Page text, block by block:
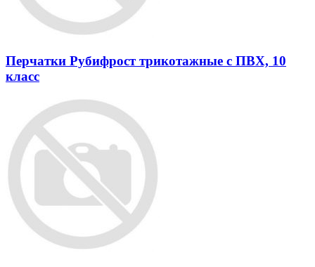
Перчатки Рубифрост трикотажные с ПВХ, 10
класс